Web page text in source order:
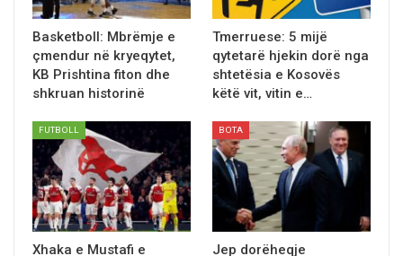
Basketboll: Mbrëmje e
çmendur në kryeqytet,
KB Prishtina fiton dhe
shkruan historinë
Tmerruese: 5 mijë
qytetarë hjekin dorë nga
shtetësia e Kosovës
kёtё vit, vitin e…
FUTBOLL
Xhaka e Mustafi e
BOTA
Jep dorëheqje